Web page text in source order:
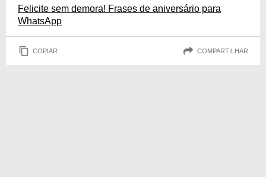
Felicite sem demora! Frases de aniversário para
WhatsApp
COPIAR COMPARTILHAR